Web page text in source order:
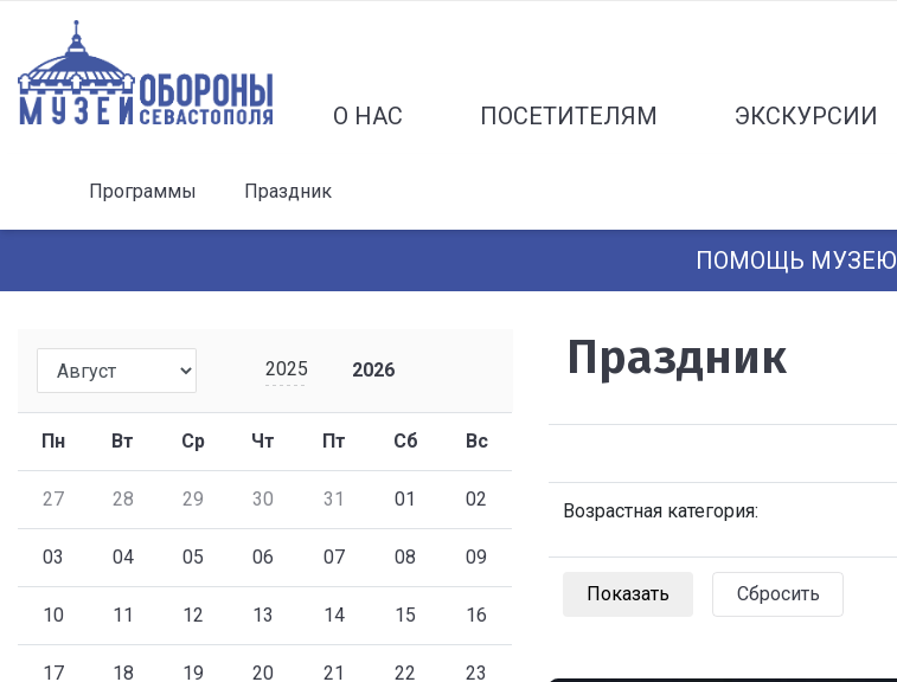
О НАС ПОСЕТИТЕЛЯМ ЭКСКУРСИИ
Программы Праздник
ПОМОЩЬ МУЗЕЮ
2025 2026
Пн Вт Ср Чт Пт Сб Вс
27 28 29 30 31 01 02
03 04 05 06 07 08 09
10 11 12 13 14 15 16
17 18 19 20 21 22 23
Праздник
Возрастная категория:
Сбросить